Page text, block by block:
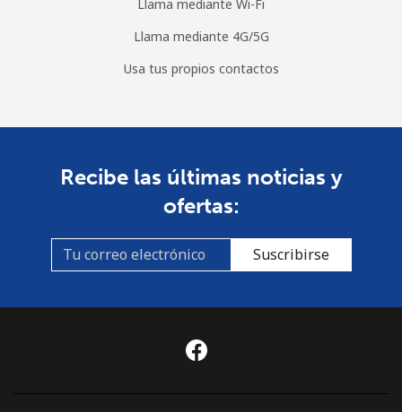
Llama mediante Wi-Fi
Llama mediante 4G/5G
Usa tus propios contactos
Recibe las últimas noticias y
ofertas:
Suscribirse